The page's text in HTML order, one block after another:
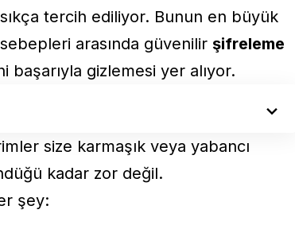
sıkça tercih ediliyor. Bunun en büyük
sebepleri arasında güvenilir şifreleme
başarıyla gizlemesi yer alıyor.
size karmaşık veya yabancı
kadar zor değil.
şey: